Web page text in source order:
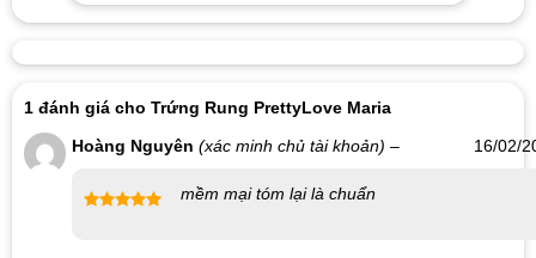
đầu rung nhỏ, sản phẩm dễ dàng kích thích điểm G và mang
Vệ Sinh Sản Phẩm:
sinh sản phẩm sau mỗi lần sử dụng.
Bật và Chuyển Chế Độ Rung: Nhấn và giữ nút nguồn trong
1 đánh giá cho Trứng Rung PrettyLove Maria
Hoàng Nguyên (xác minh chủ tài khoản) – 16/02/
mềm mại tóm lại là chuẩn